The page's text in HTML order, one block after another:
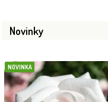
Novinky
NOVINKA